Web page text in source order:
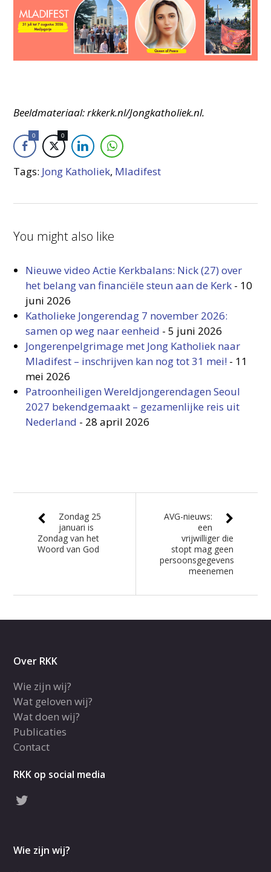
Beeldmateriaal: rkkerk.nl/Jongkatholiek.nl.
0 0
Tags: Jong Katholiek, Mladifest
You might also like
Nieuwe video Actie Kerkbalans: Nick (27) over
het belang van financiële steun aan de Kerk - 10
juni 2026
Katholieke Jongerendag 7 november 2026:
samen op weg naar eenheid -5 juni 2026
Jongerenpelgrimage met Jong Katholiek naar
Mladifest – inschrijven kan nog tot 31 mei! - 11
mei 2026
Patroonheiligen Wereldjongerendagen Seoul
2027 bekendgemaakt – gezamenlijke reis uit
Nederland - 28 april 2026
Zondag 25
januari is
Zondag van het
Woord van God
AVG-nieuws:
een
vrijwilliger die
stopt mag geen
persoonsgegevens
meenemen
Over RKK
Wie zijn wij?
Wat geloven wij?
Wat doen wij?
Publicaties
Contact
RKK op social media
Wie zijn wij?